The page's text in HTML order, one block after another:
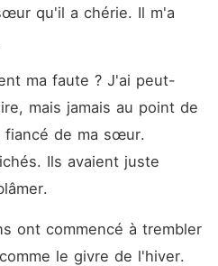
qu'il a chérie. Il m'a
ma faute ? J'ai peut-
mais jamais au point de
fiancé de ma sœur.
Ils avaient juste
ont commencé à trembler
le givre de l'hiver.